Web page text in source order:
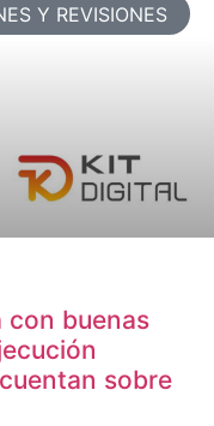
Y REVISIONES
con buenas
sobre